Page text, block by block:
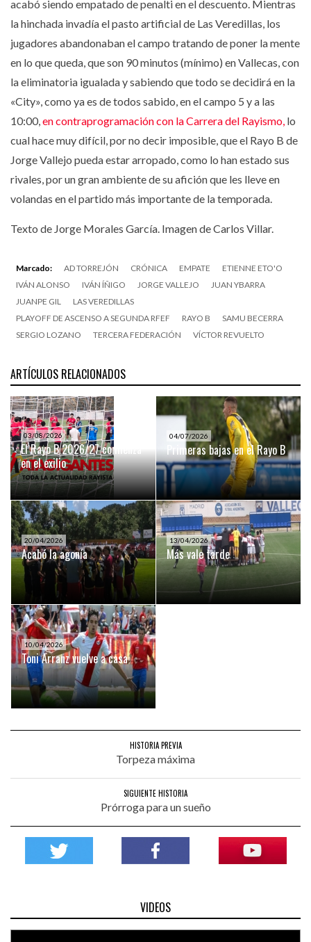
acabó siendo empatado de penalti en el descuento. Mientras
la hinchada invadía el pasto artificial de Las Veredillas, los
jugadores abandonaban el campo tratando de poner la mente
en lo que queda, que son 90 minutos (mínimo) en Vallecas, con
la eliminatoria igualada y sabiendo que todo se decidirá en la
«City», como ya es de todos sabido, en el campo 5 y a las
10:00,en contraprogramación con la Carrera del Rayismo, lo
cual hace muy difícil, por no decir imposible, que el Rayo B de
Jorge Vallejo pueda estar arropado, como lo han estado sus
rivales, por un gran ambiente de su afición que les lleve en
volandas en el partido más importante de la temporada.
Texto de Jorge Morales García. Imagen de Carlos Villar.
Marcado: AD TORREJÓN CRÓNICA EMPATE
ETIENNE ETO'O
IVÁN ALONSO
IVÁN ÍÑIGO JORGE VALLEJO
JUAN YBARRA
JUANPE GIL
LAS VEREDILLAS
PLAYOFF DE ASCENSO A SEGUNDA RFEF
RAYO B
SAMU BECERRA
SERGIO LOZANO
TERCERA FEDERACIÓN VÍCTOR REVUELTO
ARTÍCULOS RELACIONADOS
03/08/2026
El Rayo B 2026/27 comienza
en el exilio
04/07/2026
Primeras bajas en el Rayo B
20/04/2026
Acabó la agonía
13/04/2026
Más vale tarde
10/04/2026
Toni Arranz vuelve a casa
HISTORIA PREVIA
Torpeza máxima
SIGUIENTE HISTORIA
Prórroga para un sueño
VIDEOS